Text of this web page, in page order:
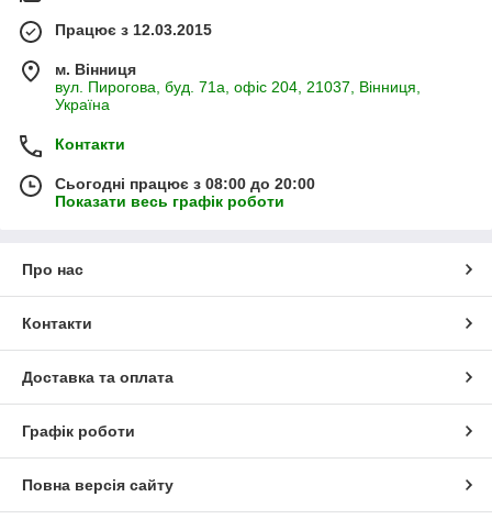
Працює з 12.03.2015
м. Вінниця
вул. Пирогова, буд. 71а, офіс 204, 21037, Вінниця,
Україна
Контакти
Сьогодні працює з 08:00 до 20:00
Показати весь графік роботи
Про нас
Контакти
Доставка та оплата
Графік роботи
Повна версія сайту